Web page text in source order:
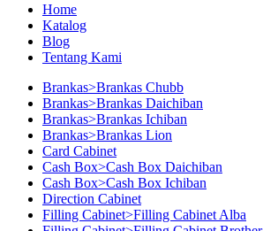
Home
Katalog
Blog
Tentang Kami
Brankas>Brankas Chubb
Brankas>Brankas Daichiban
Brankas>Brankas Ichiban
Brankas>Brankas Lion
Card Cabinet
Cash Box>Cash Box Daichiban
Cash Box>Cash Box Ichiban
Direction Cabinet
Filling Cabinet>Filling Cabinet Alba